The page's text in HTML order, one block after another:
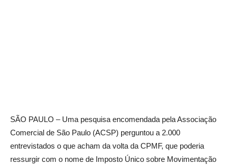
SÃO PAULO – Uma pesquisa encomendada pela Associação
Comercial de São Paulo (ACSP) perguntou a 2.000
entrevistados o que acham da volta da CPMF, que poderia
ressurgir com o nome de Imposto Único sobre Movimentação